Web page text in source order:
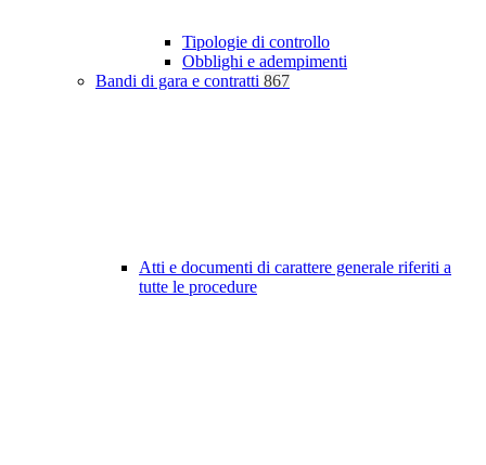
Tipologie di controllo
Obblighi e adempimenti
Bandi di gara e contratti 867
Atti e documenti di carattere generale riferiti a
tutte le procedure